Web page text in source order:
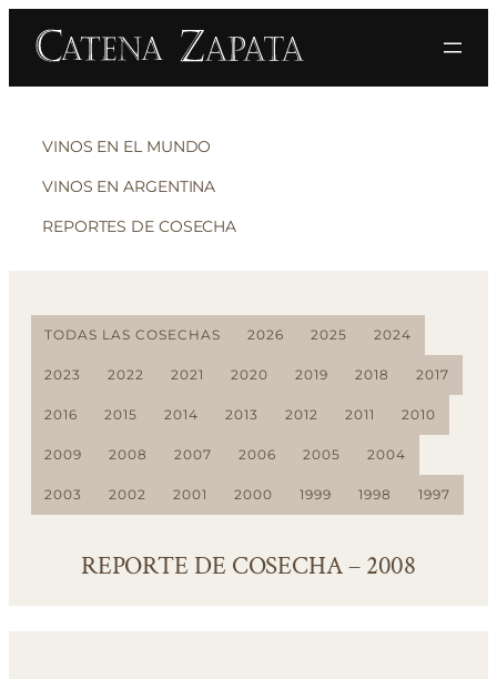
VINOS EN EL MUNDO
VINOS EN ARGENTINA
REPORTES DE COSECHA
TODAS LAS COSECHAS 2026 2025 2024
2023 2022 2021 2020 2019 2018 2017
2016 2015 2014 2013 2012 2011 2010
2009 2008 2007 2006 2005 2004
2003 2002 2001 2000 1999 1998 1997
REPORTE DE COSECHA – 2008